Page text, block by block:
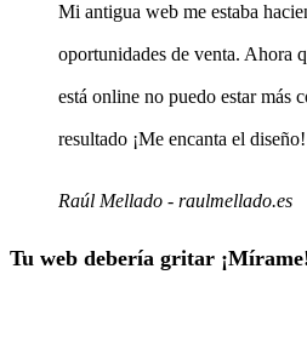
Mi antigua web me estaba
oportunidades de venta. Ahora
está online no puedo estar más
resultado ¡Me encanta el diseño!
Raúl Mellado - raulmellado.es
Tu web debería gritar